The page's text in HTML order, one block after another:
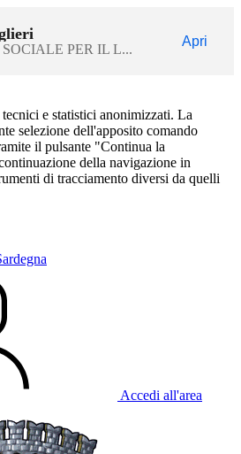
SOCIALE PER IL L...
Apri
e statistici anonimizzati. La
selezione dell'apposito comando
il pulsante "Continua la
della navigazione in
di tracciamento diversi da quelli
Accedi all'area